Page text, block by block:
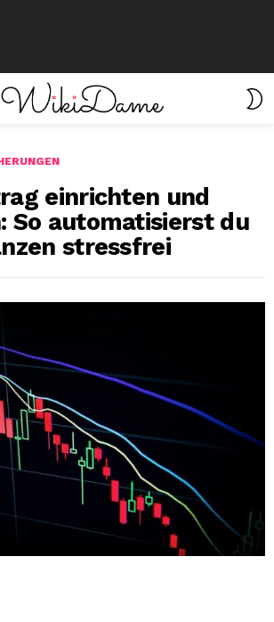
einrichten und
So automatisierst du
stressfrei